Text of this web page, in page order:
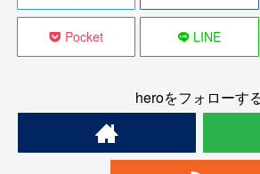
Pocket LINE
heroをフォローす